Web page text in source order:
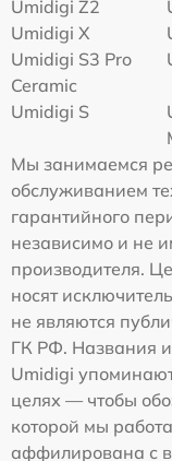
Umidigi Z2
Umidigi X
Umidigi S3 Pro
Ceramic
Umidigi S
Мы занимаемся
обслуживанием
гарантийного
независимо и не
производителя.
носят
не являются
ГК РФ. Названия
Umidigi
целях — чтобы
которой мы
аффилирована с